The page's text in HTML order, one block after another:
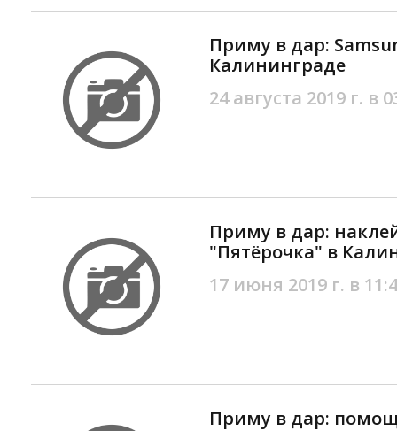
Приму в дар:
Калининграде
24 августа 2019 г. в
Приму в дар:
"Пятёрочка" в
17 июня 2019 г. в
Приму в дар: